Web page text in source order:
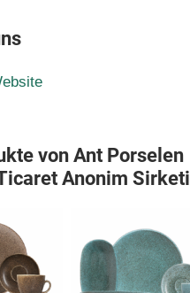
von Ant Porselen
Anonim Sirketi